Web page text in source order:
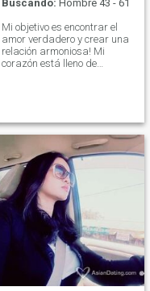
Buscando: Hombre 43 - 61
Mi objetivo es encontrar el
amor verdadero y crear una
relación armoniosa! Mi
corazón está lleno de
naturaleza es optimista,
tierna y alegre! Vivo
positivamente y siempre
trato de mantener una
sonrisa en mis labios.